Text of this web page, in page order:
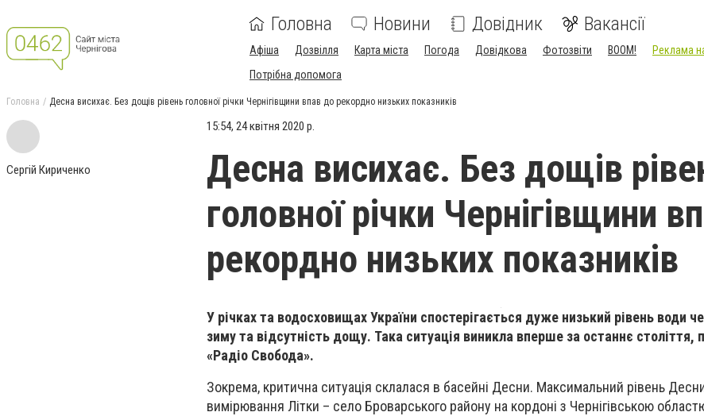
Головна Новини Довідник Вакансії
Афіша Дозвілля Карта міста Погода Довідкова Фотозвіти BOOM! Реклама
Потрібна допомога
Головна Десна висихає. Без дощів рівень головної річки Чернігівщини впав до рекордно низьких показників
Сергій Кириченко
15:54, 24 квітня 2020 р.
Десна висихає. Без дощів
головної річки Чернігівщини
рекордно низьких показників
У річках та водосховищах України спостерігається дуже низький рівень води
зиму та відсутність дощу. Така ситуація виникла вперше за останнє століття,
«Радіо Свобода».
Зокрема, критична ситуація склалася в басейні Десни. Максимальний рівень
вимірювання Літки – село Броварського району на кордоні з Чернігівською